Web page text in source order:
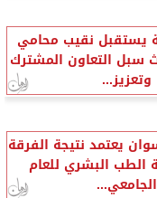
يستقبل نقيب محامي
سبل التعاون المشترك
وتعزيز...
يعتمد نتيجة الفرقة
الطب البشري للعام
الجامعي...